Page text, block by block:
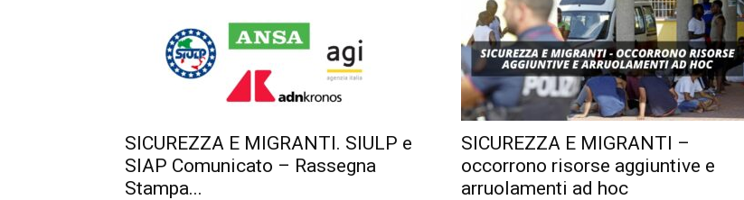
SICUREZZA E MIGRANTI. SIULP e
SIAP Comunicato – Rassegna
Stampa...
SICUREZZA E MIGRANTI –
occorrono risorse aggiuntive e
arruolamenti ad hoc